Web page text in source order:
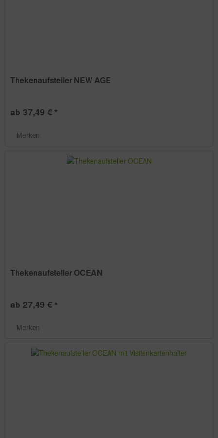
Thekenaufsteller NEW AGE
ab 37,49 € *
Merken
Thekenaufsteller OCEAN
ab 27,49 € *
Merken